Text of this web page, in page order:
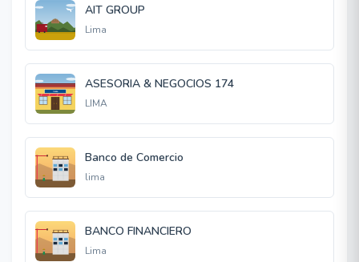
AIT GROUP
Lima
ASESORIA & NEGOCIOS 174
LIMA
Banco de Comercio
lima
BANCO FINANCIERO
Lima